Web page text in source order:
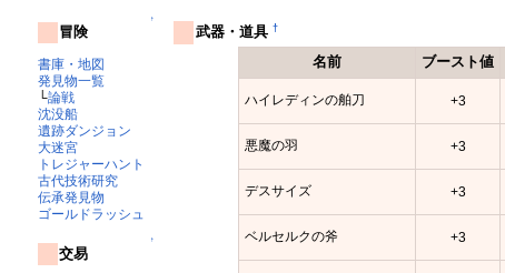
↑
冒険
書庫・地図
発見物一覧
└論戦
沈没船
遺跡ダンジョン
大迷宮
トレジャーハント
古代技術研究
伝承発見物
ゴールドラッシュ
↑
交易
武器・道具 †
名前 ブースト値
ハイレディンの舶刀 +3
悪魔の羽 +3
デスサイズ +3
ベルセルクの斧 +3